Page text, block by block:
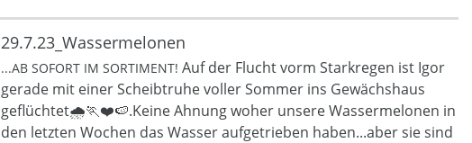
29.7.23_Wassermelonen
...AB SOFORT IM SORTIMENT! Auf der Flucht vorm Starkregen ist Igor
gerade mit einer Scheibtruhe voller Sommer ins Gewächshaus
geflüchtet🌧️🏃❤️🍉.Keine Ahnung woher unsere Wassermelonen in
den letzten Wochen das Wasser aufgetrieben haben...aber sie sind